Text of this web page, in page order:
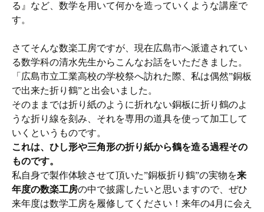
る』など、数学を用いて何かを造っていくような講座で
す。
さてそんな数楽工房ですが、現在広島市へ派遣されてい
る数学科の清水先生からこんなお話をいただきました。
「広島市立工業高校の学校祭へ訪れた際、私は偶然”銅板
で出来た折り鶴”と出会いました。
そのままでは折り紙のように折れない銅板に折り鶴のよ
うな折り線を刻み、それを専用の道具を使って加工して
いくというものです。
これは、ひし形や三角形の折り紙から鶴を造る過程その
ものです。
私自身で製作体験させて頂いた”銅板折り鶴”の実物を来
年度の数楽工房の中で披露したいと思いますので、ぜひ
来年度は数学工房を履修してください！来年の4月に会え